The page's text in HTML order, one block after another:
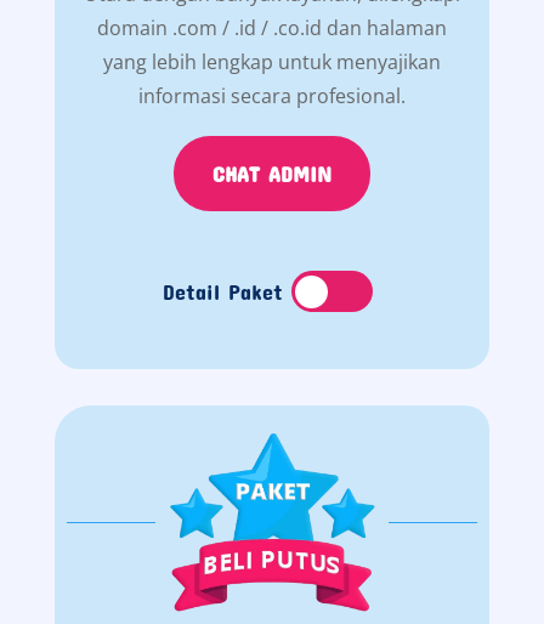
domain .com / .id / .co.id dan halaman
yang lebih lengkap untuk menyajikan
informasi secara profesional.
CHAT ADMIN
Detail Paket